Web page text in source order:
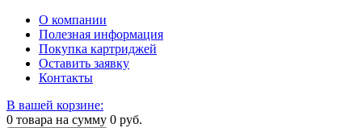
О компании
Полезная информация
Покупка картриджей
Оставить заявку
Контакты
В вашей корзине:
0 товара на сумму 0 руб.